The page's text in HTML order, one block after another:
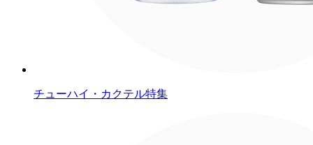
チューハイ・カクテル特集